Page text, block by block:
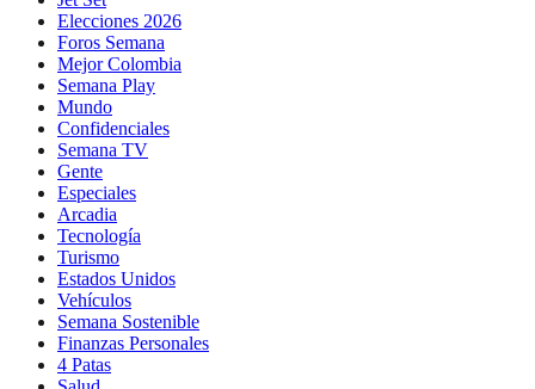
Elecciones 2026
Foros Semana
Mejor Colombia
Semana Play
Mundo
Confidenciales
Semana TV
Gente
Especiales
Arcadia
Tecnología
Turismo
Estados Unidos
Vehículos
Semana Sostenible
Finanzas Personales
4 Patas